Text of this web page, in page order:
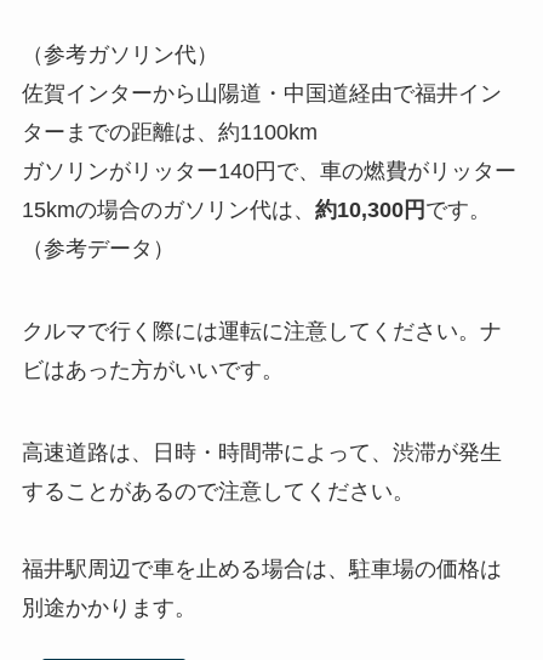
（参考ガソリン代）
佐賀インターから山陽道・中国道経由で福井イン
ターまでの距離は、約1100km
ガソリンがリッター140円で、車の燃費がリッター
15kmの場合のガソリン代は、 約10,300円 です。
（参考データ）
クルマで行く際には運転に注意してください。ナ
ビはあった方がいいです。
高速道路は、日時・時間帯によって、渋滞が発生
することがあるので注意してください。
福井駅周辺で車を止める場合は、駐車場の価格は
別途かかります。